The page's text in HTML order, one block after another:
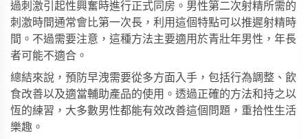
過刺激引起性興奮時進行正式同房。男性第二次射精所需的
刺激時間通常會比第一次長，利用這個特點可以推遲射精時
間。不過需要注意，這種方法主要適用於青壯年男性，年長
者可能不適合。
總結來說，預防早洩需要從多方面入手，包括行為調整、飲
食改善以及適當輔助產品的使用。透過正確的方法和持之以
恆的練習，大多數男性都能有效改善這個問題，重拾性生活
樂趣。